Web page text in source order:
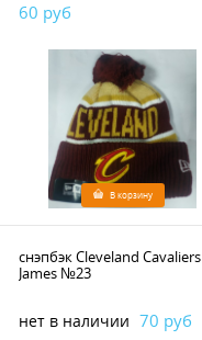
60 руб
В корзину
снэпбэк Cleveland Cavaliers
James №23
нет в наличии 70 руб